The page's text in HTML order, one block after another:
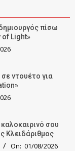
πίσω
of Light»
ντουέτο για
σου
Κλειδάριθμος
On: 01/08/2026